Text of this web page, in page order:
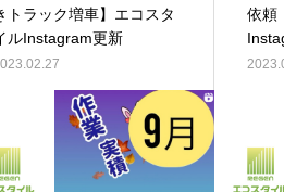
トラック増車】エコスタ
ルInstagram更新
依頼